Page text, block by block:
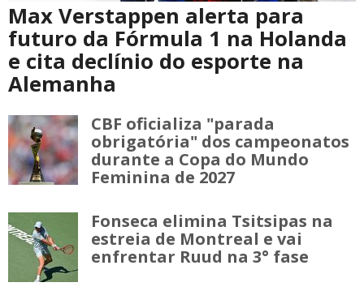
Max Verstappen alerta para
futuro da Fórmula 1 na Holanda
e cita declínio do esporte na
Alemanha
CBF oficializa "parada
obrigatória" dos campeonatos
durante a Copa do Mundo
Feminina de 2027
Fonseca elimina Tsitsipas na
estreia de Montreal e vai
enfrentar Ruud na 3° fase